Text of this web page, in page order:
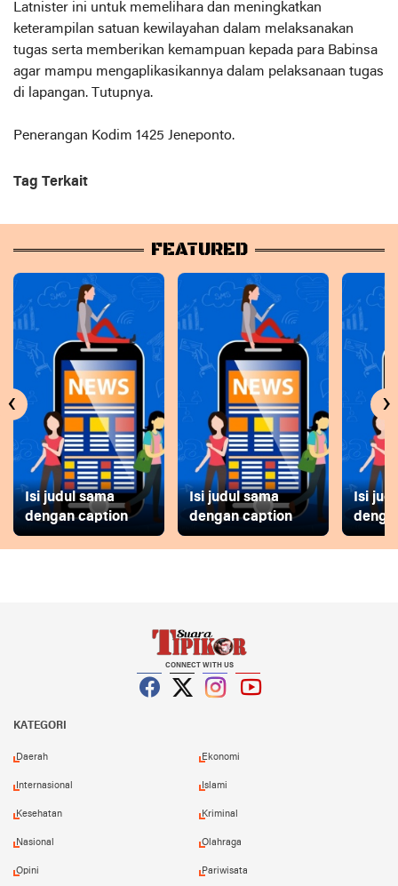
Latnister ini untuk memelihara dan meningkatkan
keterampilan satuan kewilayahan dalam melaksanakan
tugas serta memberikan kemampuan kepada para Babinsa
agar mampu mengaplikasikannya dalam pelaksanaan tugas
di lapangan. Tutupnya.
Penerangan Kodim 1425 Jeneponto.
Tag Terkait
FEATURED
Isi judul sama
dengan caption
Isi judul sama
dengan caption
Isi
‹ ›
CONNECT WITH US
KATEGORI
Daerah Ekonomi
Internasional Islami
Kesehatan Kriminal
Nasional Olahraga
Opini Pariwisata